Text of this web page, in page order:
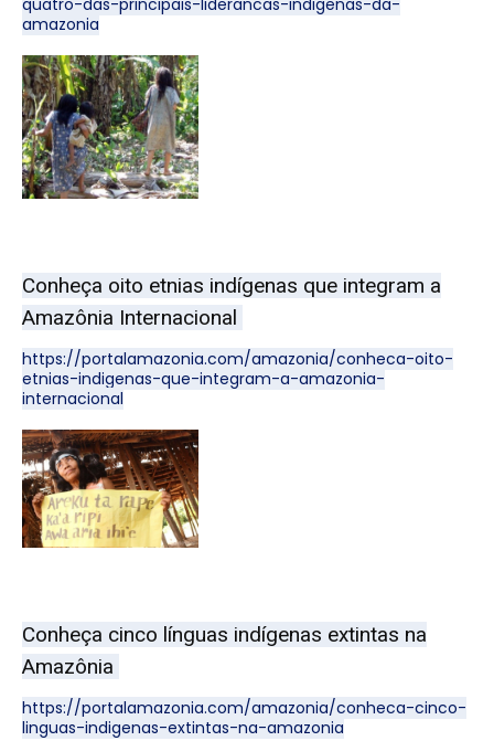
amazonia
Conheça oito etnias indígenas que integram a
Amazônia Internacional
https://portalamazonia.com/amazonia/conheca-oito-
etnias-indigenas-que-integram-a-amazonia-
internacional
Conheça cinco línguas indígenas extintas na
Amazônia
https://portalamazonia.com/amazonia/conheca-cinco-
linguas-indigenas-extintas-na-amazonia